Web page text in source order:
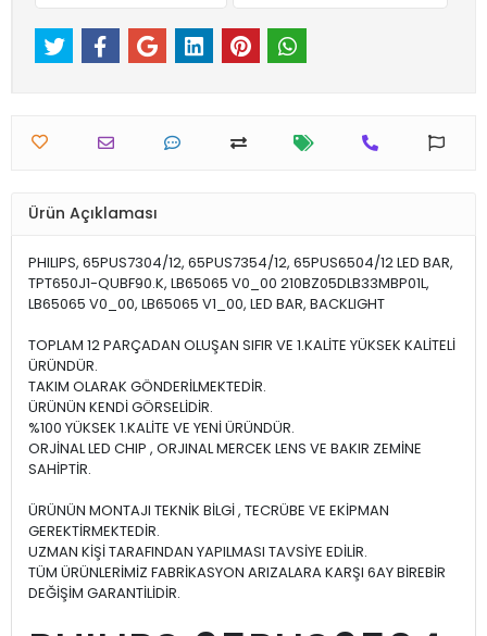
Ürün Açıklaması
PHILIPS, 65PUS7304/12, 65PUS7354/12, 65PUS6504/12 LED BAR,
TPT650J1-QUBF90.K, LB65065 V0_00 210BZ05DLB33MBP01L,
LB65065 V0_00, LB65065 V1_00, LED BAR, BACKLIGHT
TOPLAM 12 PARÇADAN OLUŞAN SIFIR VE 1.KALİTE YÜKSEK KALİTELİ
ÜRÜNDÜR.
TAKIM OLARAK GÖNDERİLMEKTEDİR.
ÜRÜNÜN KENDİ GÖRSELİDİR.
%100 YÜKSEK 1.KALİTE VE YENİ ÜRÜNDÜR.
ORJİNAL LED CHIP , ORJINAL MERCEK LENS VE BAKIR ZEMİNE
SAHİPTİR.
ÜRÜNÜN MONTAJI TEKNİK BİLGİ , TECRÜBE VE EKİPMAN
GEREKTİRMEKTEDİR.
UZMAN KİŞİ TARAFINDAN YAPILMASI TAVSİYE EDİLİR.
TÜM ÜRÜNLERİMİZ FABRİKASYON ARIZALARA KARŞI 6AY BİREBİR
DEĞİŞİM GARANTİLİDİR.